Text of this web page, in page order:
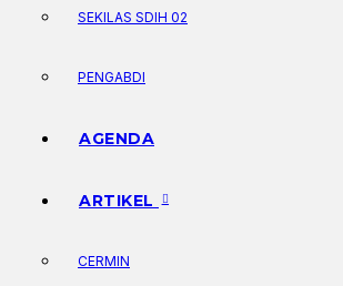
SEKILAS SDIH 02
PENGABDI
AGENDA
ARTIKEL
CERMIN